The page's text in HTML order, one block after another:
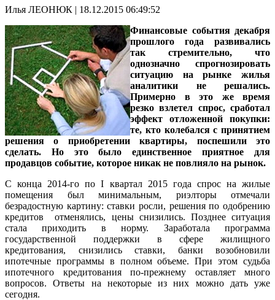
Илья ЛЕОНЮК | 18.12.2015 06:49:52
Финансовые события декабря
прошлого года развивались
так стремительно, что
однозначно спрогнозировать
ситуацию на рынке жилья
аналитики не решались.
Примерно в это же время
резко взлетел спрос, сработал
эффект отложенной покупки:
те, кто колебался с принятием
решения о приобретении квартиры, поспешили это
сделать. Но это было единственное приятное для
продавцов событие, которое никак не повлияло на рынок.
С конца 2014-го по I квартал 2015 года спрос на жилые
помещения был минимальным, риэлторы отмечали
безрадостную картину: ставки росли, решения по одобрению
кредитов отменялись, цены снизились. Позднее ситуация
стала приходить в норму. Заработала программа
государственной поддержки в сфере жилищного
кредитования, снизились ставки, банки возобновили
ипотечные программы в полном объеме. При этом судьба
ипотечного кредитования по-прежнему оставляет много
вопросов. Ответы на некоторые из них можно дать уже
сегодня.